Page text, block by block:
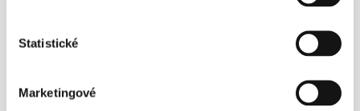
Statistické
Marketingové
akcii a celkový počet hlasů ve společnosti
vkladem bude emisní kurs splacen,